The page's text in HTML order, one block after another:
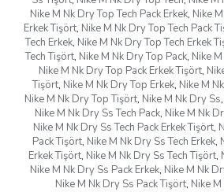
Nike M Nk Dry Top Tech Pack Erkek, Nike
Erkek Tişört, Nike M Nk Dry Top Tech Pack
Tech Erkek, Nike M Nk Dry Top Tech Erkek
Tech Tişört, Nike M Nk Dry Top Pack, Nike
Nike M Nk Dry Top Pack Erkek Tişört,
Tişört, Nike M Nk Dry Top Erkek, Nike M
Nike M Nk Dry Top Tişört, Nike M Nk Dry Ss,
Nike M Nk Dry Ss Tech Pack, Nike M Nk
Nike M Nk Dry Ss Tech Pack Erkek Tişört,
Pack Tişört, Nike M Nk Dry Ss Tech Erkek,
Erkek Tişört, Nike M Nk Dry Ss Tech Tişört,
Nike M Nk Dry Ss Pack Erkek, Nike M Nk
Nike M Nk Dry Ss Pack Tişört, Nike